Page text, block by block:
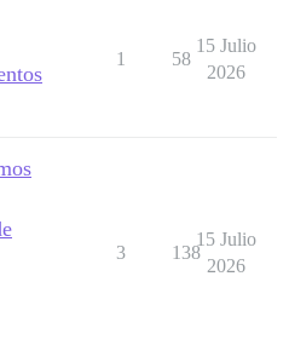
1 58
15 Julio
2026
3 138
15 Julio
2026